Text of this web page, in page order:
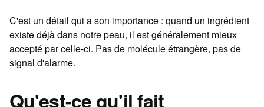
C'est un détail qui a son importance : quand un ingrédient
existe déjà dans notre peau, il est généralement mieux
accepté par celle-ci. Pas de molécule étrangère, pas de
signal d'alarme.
Qu'est-ce qu'il fait